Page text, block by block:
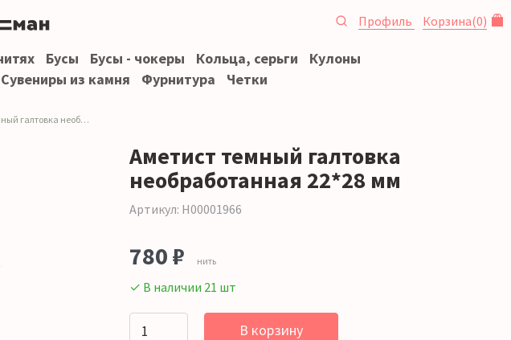
Профиль Корзина(0)
Бусы Бусы - чокеры Кольца, серьги
Кулоны
Сувениры из камня Фурнитура Четки
необработанная 22*28 мм
Аметист темный галтовка
необработанная 22*28 мм
Артикул: Н00001966
780 ₽ нить
✓ В наличии 21 шт
В корзину